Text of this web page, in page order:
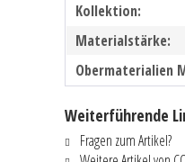
Kollektion:
Materialstärke:
Obermaterialien
Weiterführende
Fragen zum Artikel?